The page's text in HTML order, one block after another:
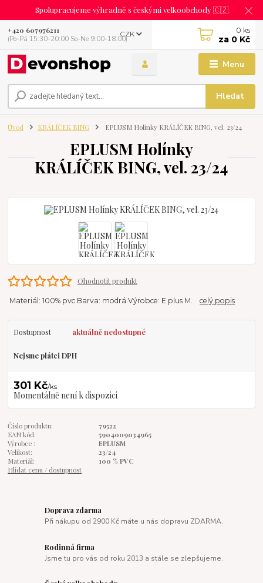
Spolupracujeme výhradně s českými velkoobchody 🇨🇿
Menu
CZK
Hledat
+420 607976211
(Po-Pá 15:30-20:00 So-Ne 9:00-18:00)
0 ks
za 0 Kč
Úvod KRÁLÍČEK BING EPLUSM Holínky KRÁLÍČEK BING, vel. 23/24
EPLUSM Holínky
KRÁLÍČEK BING, vel. 23/24
Ohodnotit produkt
Materiál: 100% pvc.Barva: modrá.Výrobce: E plus M.celý popis
Dostupnost aktuálně nedostupné
Nejsme plátci DPH
301 Kč/ks
Momentálně není k dispozici
Číslo produktu:
79522
EAN kód:
5904009034965
Výrobce :
EPLUSM
Velikost:
23/24
Materiál:
100 % PVC
Hlídat cenu / dostupnost
Doprava zdarma
Při nákupu od 2900 Kč máte u nás dopravu ZDARMA.
Rodinná firma
Jsme tu pro vás od roku 2013 a stále se zlepšujeme.